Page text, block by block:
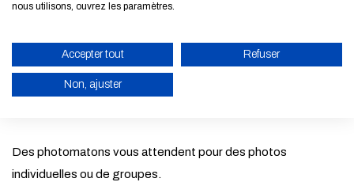
ANNULER
BRIANT – Directeur de l’École
17h45 : Cocktail dans le hall de la Ferme du Buisson
Des photomatons vous attendent pour des photos
individuelles ou de groupes.
nous utilisons, ouvrez les paramètres.
Accepter tout Refuser
Non, ajuster